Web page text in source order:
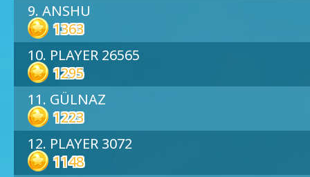
9. ANSHU
1363
10. PLAYER 26565
1295
11. GÜLNAZ
1223
12. PLAYER 3072
1148